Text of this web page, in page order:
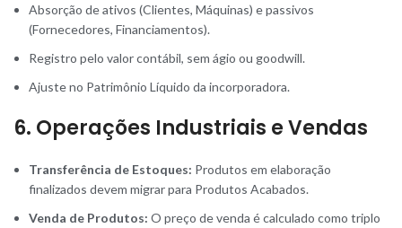
Absorção de ativos (Clientes, Máquinas) e passivos
(Fornecedores, Financiamentos).
Registro pelo valor contábil, sem ágio ou goodwill.
Ajuste no Patrimônio Líquido da incorporadora.
6. Operações Industriais e Vendas
Transferência de Estoques: Produtos em elaboração
finalizados devem migrar para Produtos Acabados.
Venda de Produtos: O preço de venda é calculado como triplo